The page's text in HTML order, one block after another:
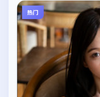
热门